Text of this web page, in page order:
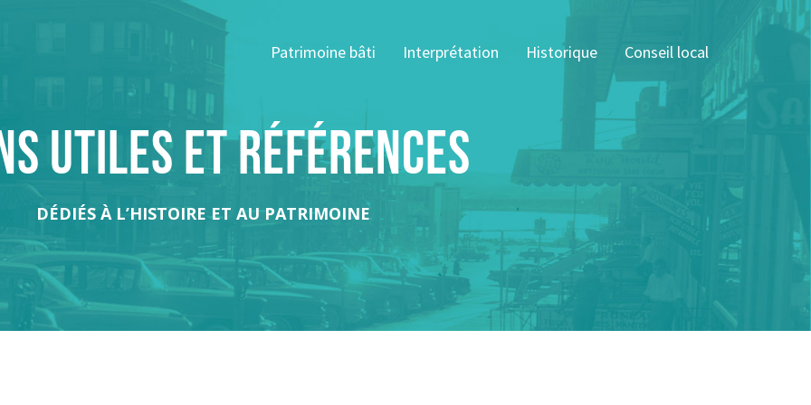
Patrimoine bâti Interprétation Historique Conseil local
utiles et références
DÉDIÉS À L’HISTOIRE ET AU PATRIMOINE